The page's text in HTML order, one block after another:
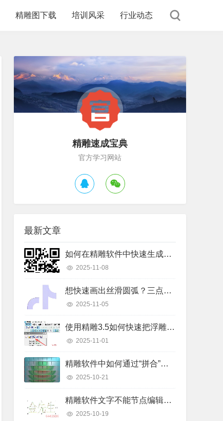
精雕图下载 培训风采 行业动态
精雕速成宝典
官方学习网站
最新文章
如何在精雕软件中快速生成二维码线条？详细操作步骤解析
2025-11-08
想快速画出丝滑圆弧？三点弧工具真的好用吗？
2025-11-05
使用精雕3.5如何快速把浮雕路径转换成曲面模型？
2025-11-01
精雕软件中如何通过“拼合”实现浮雕图的渐变叠加？
2025-10-21
精雕软件文字不能节点编辑怎么办？快速解决指南
2025-10-19